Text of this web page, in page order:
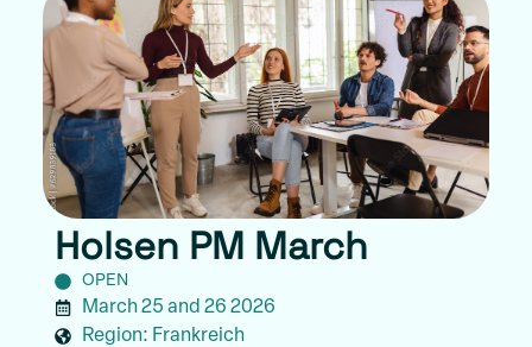
Holsen PM March
OPEN
March 25 and 26 2026
Region: Frankreich